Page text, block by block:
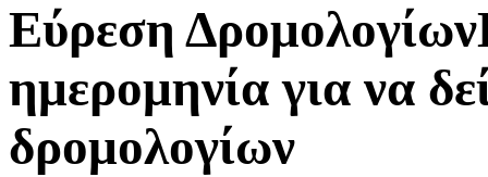
Εύρεση Δρομολογίων
ημερομηνία για να
δρομολογίων